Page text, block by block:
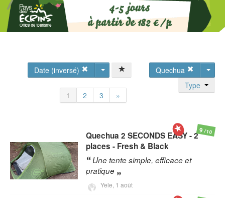
Date (inversé)
Quechua
Type
1
2 3 »
Quechua 2 SECONDS EASY - 2
places - Fresh & Black
Une tente simple, efficace et
pratique
Yele, 1 août
9/10